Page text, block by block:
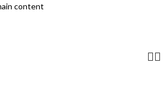
content